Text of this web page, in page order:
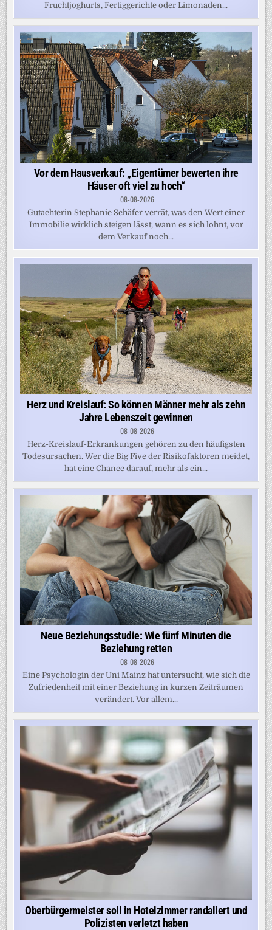
Fruchtjoghurts, Fertiggerichte oder Limonaden...
Vor dem Hausverkauf: „Eigentümer bewerten ihre
Häuser oft viel zu hoch“
08-08-2026
Gutachterin Stephanie Schäfer verrät, was den Wert einer
Immobilie wirklich steigen lässt, wann es sich lohnt, vor
dem Verkauf noch...
Herz und Kreislauf: So können Männer mehr als zehn
Jahre Lebenszeit gewinnen
08-08-2026
Herz-Kreislauf-Erkrankungen gehören zu den häufigsten
Todesursachen. Wer die Big Five der Risikofaktoren meidet,
hat eine Chance darauf, mehr als ein...
Neue Beziehungsstudie: Wie fünf Minuten die
Beziehung retten
08-08-2026
Eine Psychologin der Uni Mainz hat untersucht, wie sich die
Zufriedenheit mit einer Beziehung in kurzen Zeiträumen
verändert. Vor allem...
Oberbürgermeister soll in Hotelzimmer randaliert und
Polizisten verletzt haben